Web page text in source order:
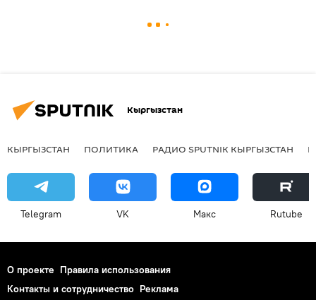
Кыргызстан
КЫРГЫЗСТАН ПОЛИТИКА РАДИО SPUTNIK КЫРГЫЗСТАН
Telegram VK Макс Rutube
О проекте Правила использования
Контакты и сотрудничество Реклама